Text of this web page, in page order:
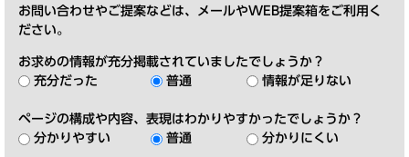
お問い合わせやご提案などは、メールやWEB提案箱をご利用く
ださい。
お求めの情報が充分掲載されていましたでしょうか？
充分だった
普通 情報が足りない
ページの構成や内容、表現はわかりやすかったでしょうか？
分かりやすい
普通 分かりにくい